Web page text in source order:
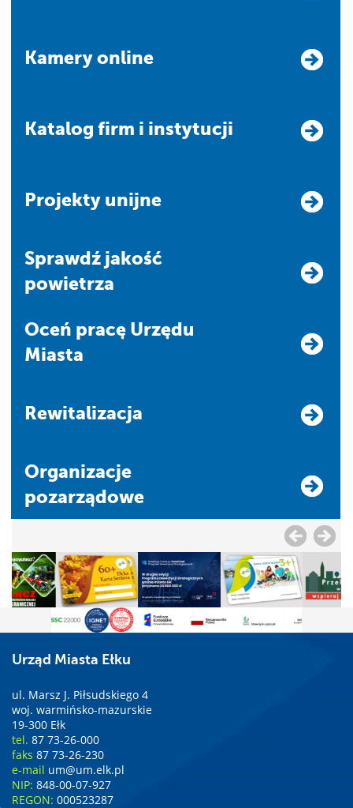
Kamery online
Katalog firm i instytucji
Projekty unijne
Sprawdź jakość
powietrza
Oceń pracę Urzędu
Miasta
Rewitalizacja
Organizacje
pozarządowe
Urząd Miasta Ełku
ul. Marsz J. Piłsudskiego 4
woj. warmińsko-mazurskie
19-300 Ełk
tel. 87 73-26-000
faks 87 73-26-230
e-mail um@um.elk.pl
NIP: 848-00-07-927
REGON: 000523287